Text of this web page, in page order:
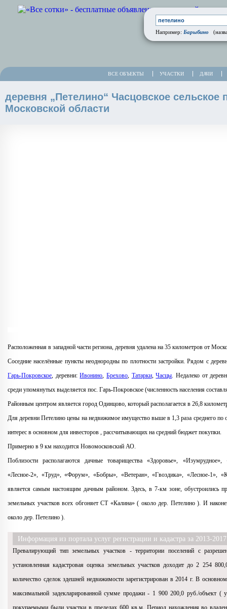
ВСЕ ОБЪЕКТЫ УЧАСТКИ ДАЧИ
Например: Барыбино
деревня „Петелино“ Часцовское сельское
Московской области
Расположенная в западной части региона, деревня удалена на 35 километров от
Соседние населённые пункты неоднородны по плотности застройки. Рядом с
Гарь-Покровское, деревни:Ивонино,Брехово, Татарки,Часцы. Недалеко от
среди упомянутых выделяется пос. Гарь-Покровское (численность населения
Районным центром является город Одинцово, который располагается в 26,8
Для деревни Петелино цены на недвижимое имущество выше в 1,3 раза среднего
интерес в основном для инвесторов , рассчитывающих на средний бюджет покупки.
Примерно в 9 км находится Новомосковский АО.
Поблизости располагаются дачные товарищества «Здоровье»,
«Лесное-2», «Труд», «Форум», «Бобры», «Ветеран», «Гвоздика», «Лесное-1»,
является самым настоящим дачным районом. Здесь, в 7-км зоне, обустроились
земельных участков всех обгоняет СТ «Калина» ( около дер. Петелино ). И
около дер. Петелино ).
Информация из портала услуг регистрации и кадастра за 2013-2017
Превалирующий тип земельных участков - территории поселений с
установленная кадастровая оценка земельных участков доходит до 2 254
количество сделок здешней недвижимости зарегистрирован в 2014 г. В
максимальной задекларированной сумме продажи - 1 900 200,0 руб./объект
покупаемыми были участки в пределах 600 кв.м. Период нахождения во